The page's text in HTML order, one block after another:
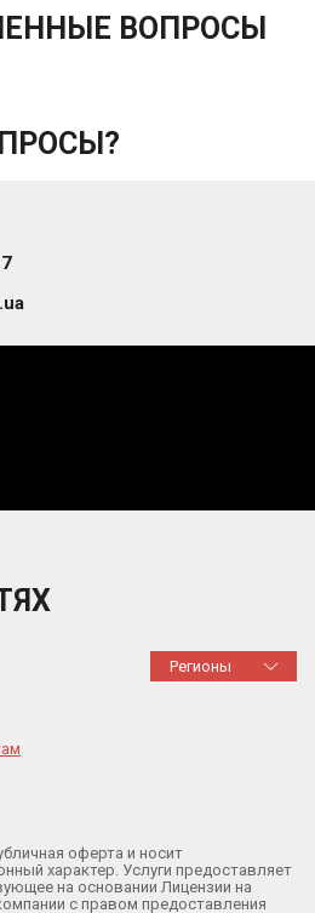
ВОПРОСЫ
Регионы
оферта и носит
характер. Услуги предоставляет
на основании Лицензии на
с правом предоставления